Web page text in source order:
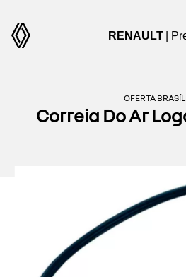
RENAULT |
OFERTA
Correia Do Ar